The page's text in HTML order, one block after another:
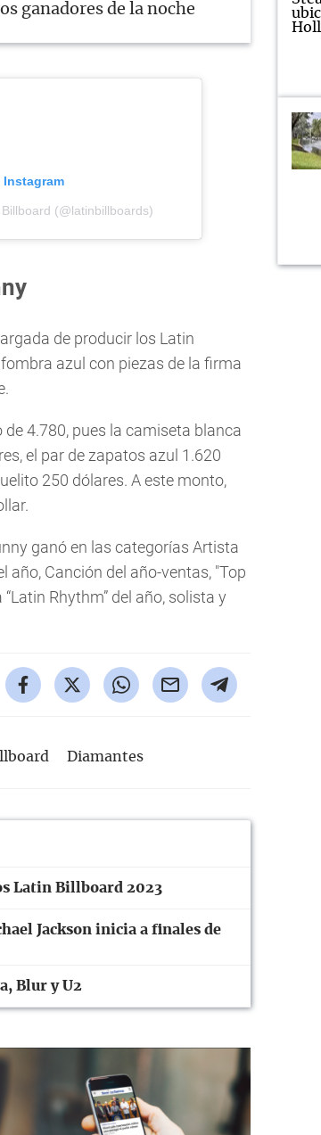
ganadores de la noche
(@latinbillboards)
de producir los Latin
azul con piezas de la firma
4.780, pues la camiseta blanca
el par de zapatos azul 1.620
250 dólares. A este monto,
ganó en las categorías Artista
año, Canción del año-ventas, "Top
Rhythm” del año, solista y
Diamantes
Latin Billboard 2023
Jackson inicia a finales de
Blur y U2